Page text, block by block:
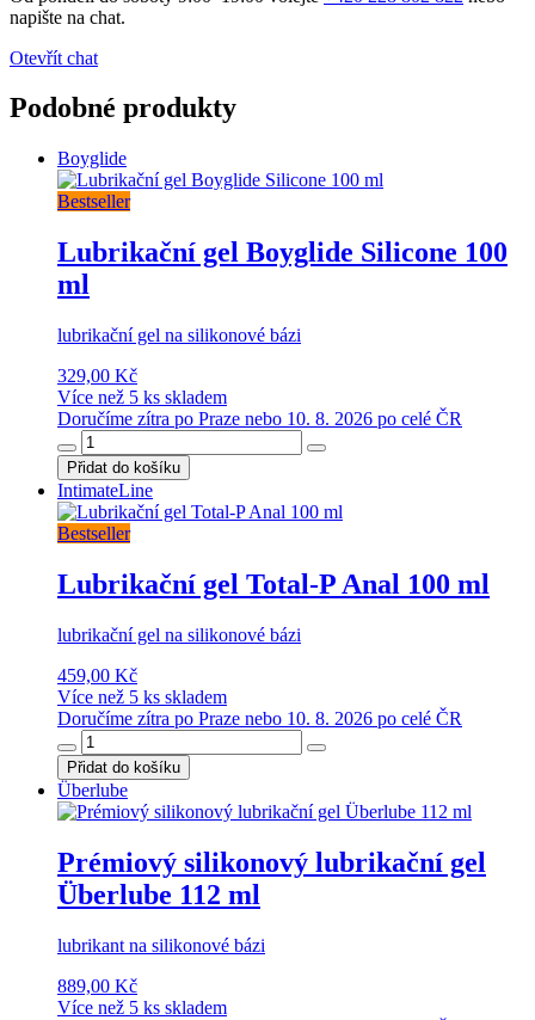
napište na chat.
Otevřít chat
Podobné produkty
Boyglide
Bestseller
Lubrikační gel Boyglide Silicone 100
ml
lubrikační gel na silikonové bázi
329,00 Kč
Více než 5 ks skladem
Doručíme zítra po Praze nebo 10. 8. 2026 po celé ČR
Přidat do košíku
IntimateLine
Bestseller
Lubrikační gel Total-P Anal 100 ml
lubrikační gel na silikonové bázi
459,00 Kč
Více než 5 ks skladem
Doručíme zítra po Praze nebo 10. 8. 2026 po celé ČR
Přidat do košíku
Überlube
Prémiový silikonový lubrikační gel
Überlube 112 ml
lubrikant na silikonové bázi
889,00 Kč
Více než 5 ks skladem